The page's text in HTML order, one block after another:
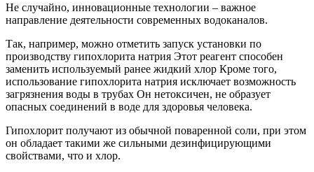
Не случайно, инновационные технологии – важное
направление деятельности современных водоканалов.
Так, например, можно отметить запуск установки по
производству гипохлорита натрия Этот реагент способен
заменить используемый ранее жидкий хлор Кроме того,
использование гипохлорита натрия исключает возможность
загрязнения воды в трубах Он нетоксичен, не образует
опасных соединений в воде для здоровья человека.
Гипохлорит получают из обычной поваренной соли, при этом
он обладает такими же сильными дезинфицирующими
свойствами, что и хлор.